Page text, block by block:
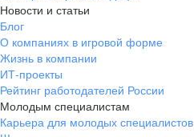
Новости и статьи
Блог
О компаниях в игровой форме
Жизнь в компании
ИТ-проекты
Рейтинг работодателей России
Молодым специалистам
Карьера для молодых специалистов